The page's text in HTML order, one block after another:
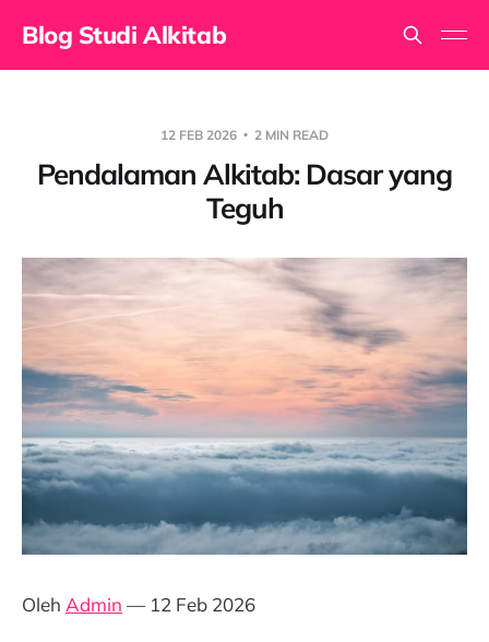
Blog Studi Alkitab
12 FEB 2026 2 MIN READ
Pendalaman Alkitab: Dasar yang
Teguh
Oleh Admin — 12 Feb 2026